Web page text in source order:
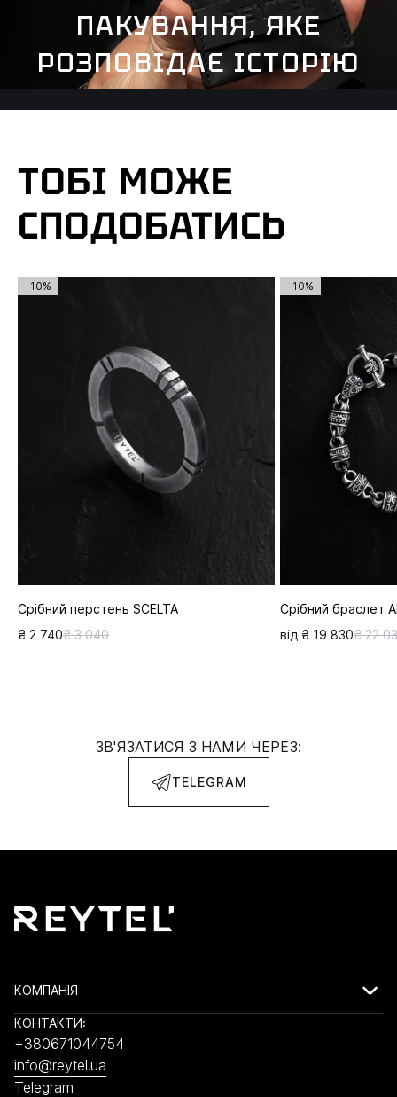
ПАКУВАННЯ, ЯКЕ
РОЗПОВІДАЄ ІСТОРІЮ
ТОБІ МОЖЕ
СПОДОБАТИСЬ
-10%
Срібний перстень SCELTA
₴ 2 740₴ 3 040
-10%
Срібний браслет
від ₴ 19 830₴ 22
ЗВ'ЯЗАТИСЯ З НАМИ ЧЕРЕЗ:
TELEGRAM
КОМПАНІЯ
КОНТАКТИ:
+380671044754
info@reytel.ua
Telegram